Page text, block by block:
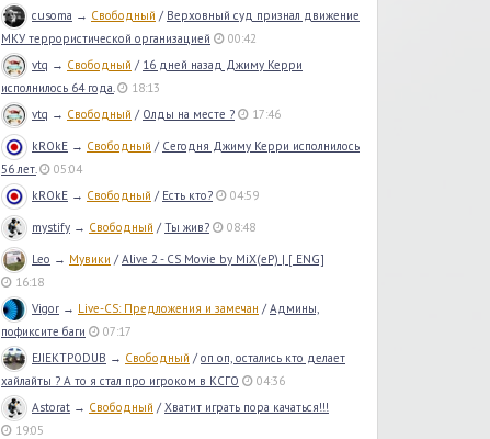
cusoma → Свободный / Верховный суд признал движение
МКУ террористической организацией
00:42
vtq → Свободный / 16 дней назад Джиму Керри
исполнилось 64 года.
18:13
vtq → Свободный / Олды на месте ? 17:46
kROkE → Свободный / Сегодня Джиму Керри исполнилось
56 лет.
05:04
kROkE → Свободный / Есть кто? 04:59
mystify → Свободный /Ты жив? 08:48
Leo → Мувики /Alive 2 - CS Movie by MiX(eP) | [ ENG]
16:18
Vigor → Live-CS: Предложения и замечан /Админы,
пофиксите баги
07:17
EJIEKTPODUB → Свободный /оп оп, остались кто делает
хайлайты ? А то я стал про игроком в КСГО
04:36
Astorat → Свободный /Хватит играть пора качаться!!!
19:05